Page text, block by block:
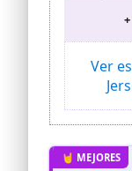
de
【
Ver